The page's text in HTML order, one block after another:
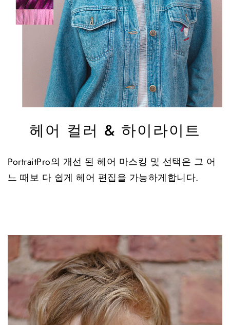
헤어 컬러 & 하이라이트
PortraitPro의 개선 된 헤어 마스킹 및 선택은 그 어
느 때보 다 쉽게 헤어 편집을 가능하게합니다.